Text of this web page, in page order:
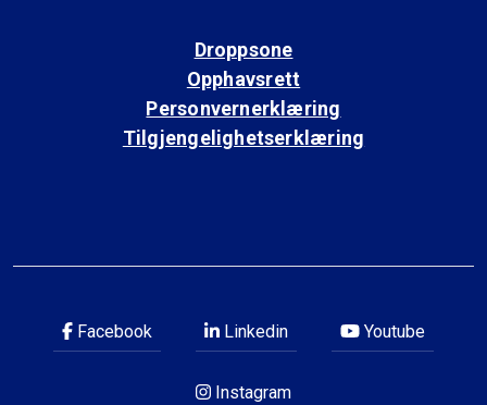
Droppsone
Opphavsrett
Personvernerklæring
Tilgjengelighetserklæring
Facebook Linkedin Youtube
Instagram